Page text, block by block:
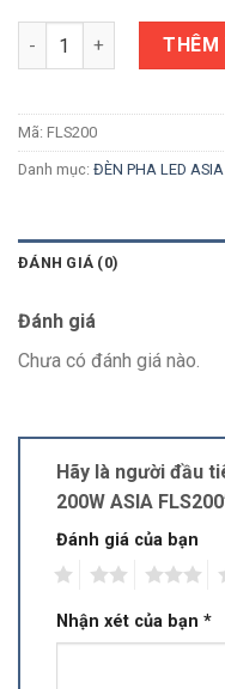
Số lượng THÊM
Mã: FLS200
Danh mục: ĐÈN PHA LED ASIA
ĐÁNH GIÁ (0)
Đánh giá
Chưa có đánh giá nào.
Hãy là người đầu
200W ASIA
Đánh giá của bạn
Nhận xét của bạn *